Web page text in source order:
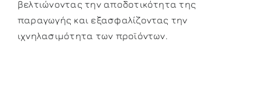
βελτιώνοντας την αποδοτικότητα της
παραγωγής και εξασφαλίζοντας την
ιχνηλασιμότητα των προϊόντων.